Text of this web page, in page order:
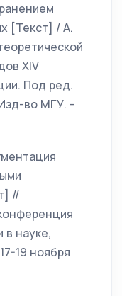
[Текст] / А.
XIV
Под ред.
во МГУ. -
//
в науке,
19 ноября